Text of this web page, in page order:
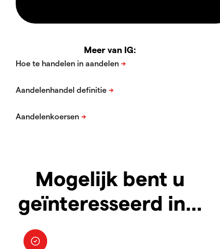
Meer van IG:
Mogelijk bent u
geïnteresseerd in…